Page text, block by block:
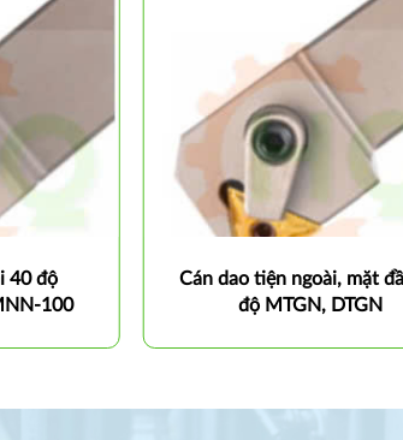
40 độ
100
Cán dao tiện ngoài, mặt
độ MTGN, DTGN